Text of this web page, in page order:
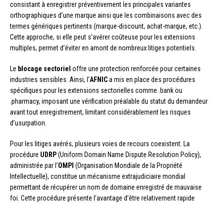
consistant à enregistrer préventivement les principales variantes
orthographiques d’une marque ainsi que les combinaisons avec des
termes génériques pertinents (marque-discount, achat-marque, etc.).
Cette approche, si elle peut s’avérer coûteuse pour les extensions
multiples, permet d’éviter en amont de nombreux litiges potentiels.
Le blocage sectoriel offre une protection renforcée pour certaines
industries sensibles. Ainsi, l’AFNICa mis en place des procédures
spécifiques pour les extensions sectorielles comme .bank ou
.pharmacy, imposant une vérification préalable du statut du demandeur
avant tout enregistrement, limitant considérablement les risques
d’usurpation.
Pour les litiges avérés, plusieurs voies de recours coexistent. La
procédure UDRP(Uniform Domain Name Dispute Resolution Policy),
administrée par l’OMPI (Organisation Mondiale de la Propriété
Intellectuelle), constitue un mécanisme extrajudiciaire mondial
permettant de récupérer un nom de domaine enregistré de mauvaise
foi. Cette procédure présente l’avantage d’être relativement rapide